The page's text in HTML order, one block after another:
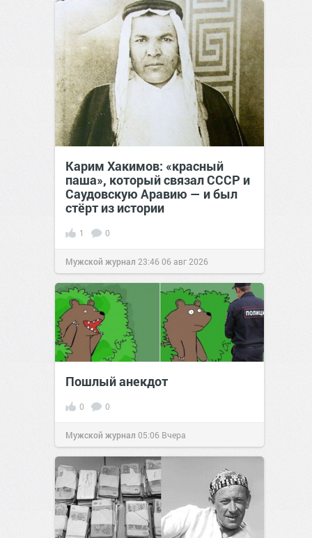
Карим Хакимов: «красный
паша», который связал СССР и
Саудовскую Аравию — и был
стёрт из истории
1 0
Мужской журнал 23:4606 авг 2026
Пошлый анекдот
0 0
Мужской журнал 05:06 Вчера